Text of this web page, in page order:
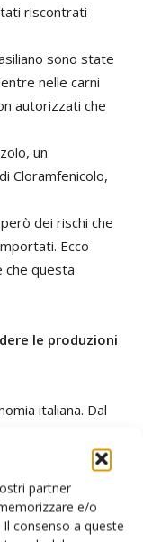
partner
e/o
consenso a queste
riscontrati
sono state
nelle carni
autorizzati che
un
Cloramfenicolo,
dei rischi che
Ecco
che questa
le produzioni
italiana. Dal
dell’economia,
si
del made in